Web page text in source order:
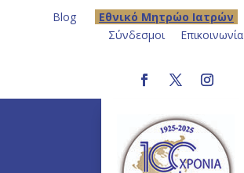
Blog Eθνικό Μητρώο Ιατρών
Σύνδεσμοι
Επικοινωνία